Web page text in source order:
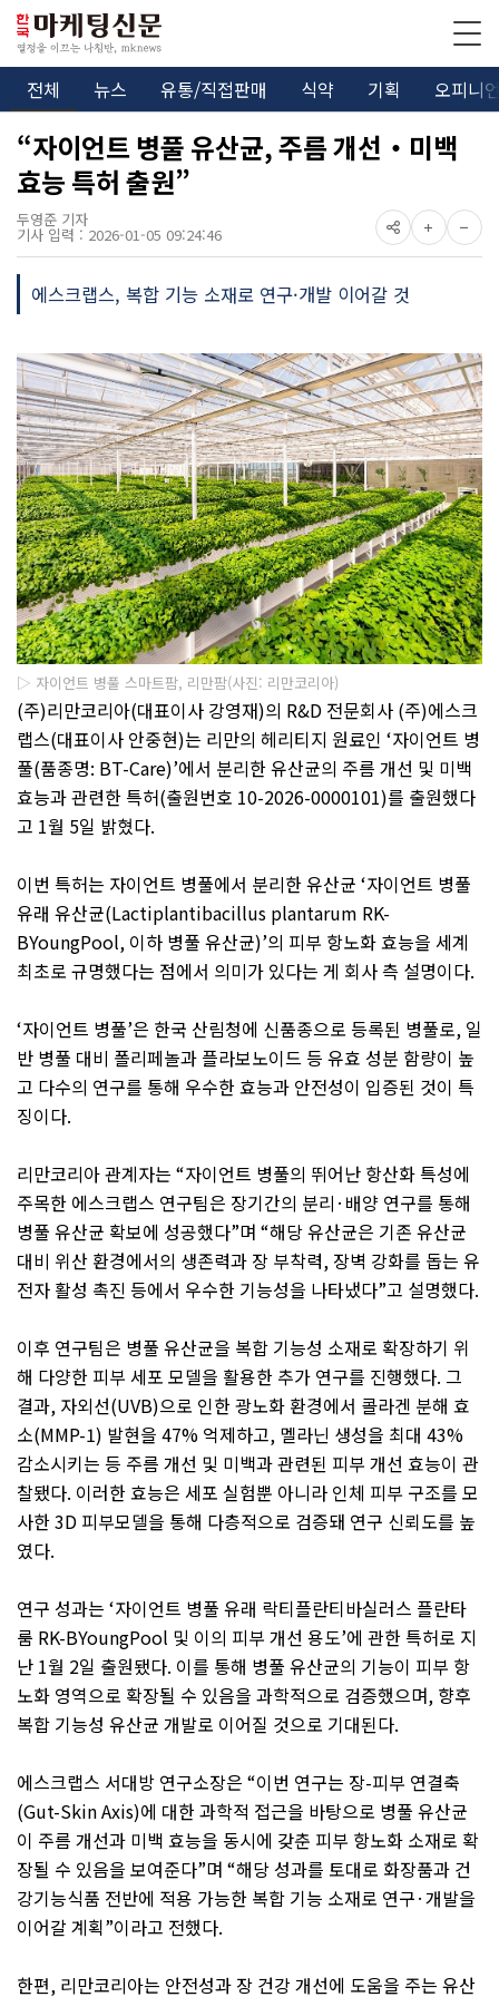
전체 뉴스 유통/직접판매 식약 기획 오피니
“자이언트 병풀 유산균, 주름 개선‧미백
효능 특허 출원”
두영준 기자
기사 입력 : 2026-01-05 09:24:46
에스크랩스, 복합 기능 소재로 연구·개발 이어갈 것
▷ 자이언트 병풀 스마트팜, 리만팜(사진: 리만코리아)
(주)리만코리아(대표이사 강영재)의 R&D 전문회사 (주)에스크
랩스(대표이사 안중현)는 리만의 헤리티지 원료인 ‘자이언트 병
풀(품종명: BT-Care)’에서 분리한 유산균의 주름 개선 및 미백
효능과 관련한 특허(출원번호 10-2026-0000101)를 출원했다
고 1월 5일 밝혔다.
이번 특허는 자이언트 병풀에서 분리한 유산균 ‘자이언트 병풀
유래 유산균(Lactiplantibacillus plantarum RK-
BYoungPool, 이하 병풀 유산균)’의 피부 항노화 효능을 세계
최초로 규명했다는 점에서 의미가 있다는 게 회사 측 설명이다.
‘자이언트 병풀’은 한국 산림청에 신품종으로 등록된 병풀로, 일
반 병풀 대비 폴리페놀과 플라보노이드 등 유효 성분 함량이 높
고 다수의 연구를 통해 우수한 효능과 안전성이 입증된 것이 특
징이다.
리만코리아 관계자는 “자이언트 병풀의 뛰어난 항산화 특성에
주목한 에스크랩스 연구팀은 장기간의 분리 · 배양 연구를 통해
병풀 유산균 확보에 성공했다”며 “해당 유산균은 기존 유산균
대비 위산 환경에서의 생존력과 장 부착력, 장벽 강화를 돕는 유
전자 활성 촉진 등에서 우수한 기능성을 나타냈다”고 설명했다.
이후 연구팀은 병풀 유산균을 복합 기능성 소재로 확장하기 위
해 다양한 피부 세포 모델을 활용한 추가 연구를 진행했다. 그
결과, 자외선(UVB)으로 인한 광노화 환경에서 콜라겐 분해 효
소(MMP-1) 발현을 47% 억제하고, 멜라닌 생성을 최대 43%
감소시키는 등 주름 개선 및 미백과 관련된 피부 개선 효능이 관
찰됐다. 이러한 효능은 세포 실험뿐 아니라 인체 피부 구조를 모
사한3D 피부모델을 통해 다층적으로 검증돼 연구 신뢰도를 높
였다.
연구 성과는 ‘자이언트 병풀 유래 락티플란티바실러스 플란타
룸 RK-BYoungPool 및 이의 피부 개선 용도’에 관한 특허로 지
난 1월 2일 출원됐다. 이를 통해 병풀 유산균의 기능이 피부 항
노화 영역으로 확장될 수 있음을 과학적으로 검증했으며, 향후
복합 기능성 유산균 개발로 이어질 것으로 기대된다.
에스크랩스 서대방 연구소장은 “이번 연구는 장-피부 연결축
(Gut-Skin Axis)에 대한 과학적 접근을 바탕으로 병풀 유산균
이 주름 개선과 미백 효능을 동시에 갖춘 피부 항노화 소재로 확
장될 수 있음을 보여준다”며 “해당 성과를 토대로 화장품과 건
강기능식품 전반에 적용 가능한 복합 기능 소재로 연구·개발을
이어갈 계획”이라고 전했다.
한편, 리만코리아는 안전성과 장 건강 개선에 도움을 주는 유산